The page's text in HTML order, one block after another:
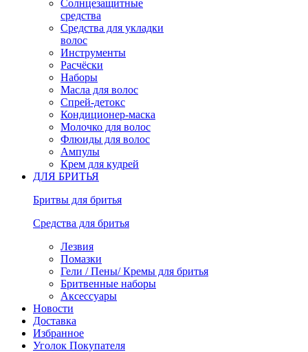
Солнцезащитные
средства
Средства для укладки
волос
Инструменты
Расчёски
Наборы
Масла для волос
Спрей-детокс
Кондиционер-маска
Молочко для волос
Флюиды для волос
Ампулы
Крем для кудрей
ДЛЯ БРИТЬЯ
Бритвы для бритья
Средства для бритья
Лезвия
Помазки
Гели / Пены/ Кремы для бритья
Бритвенные наборы
Аксессуары
Новости
Доставка
Избранное
Уголок Покупателя